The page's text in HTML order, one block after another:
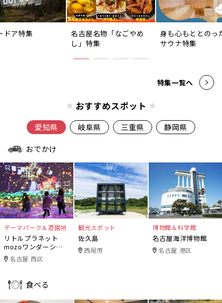
ドア特集
名古屋名物「なごやめ
し」特集
身も心もととのっ
サウナ特集
特集一覧へ
おすすめスポット
愛知県 岐阜県 三重県 静岡県
おでかけ
テーマパーク＆遊園地
リトルプラネット
mozoワンダーシテ
ィ 名古屋 西区
観光スポット
佐久島
西尾市
博物館＆科学館
名古屋海洋博物館
名古屋 港区
食べる